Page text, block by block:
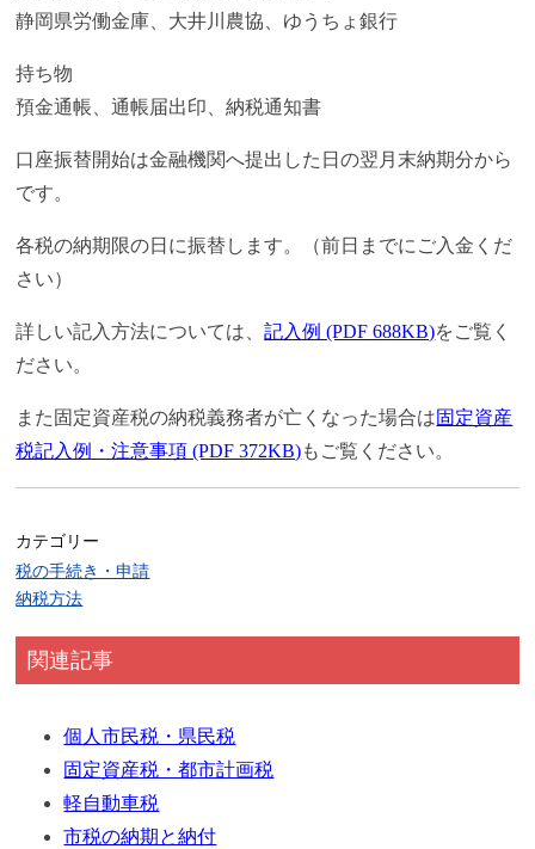
静岡県労働金庫、大井川農協、ゆうちょ銀行
持ち物
預金通帳、通帳届出印、納税通知書
口座振替開始は金融機関へ提出した日の翌月末納期分から
です。
各税の納期限の日に振替します。（前日までにご入金くだ
さい）
詳しい記入方法については、記入例 (PDF 688KB)をご覧く
ださい。
また固定資産税の納税義務者が亡くなった場合は固定資産
税記入例・注意事項 (PDF 372KB)もご覧ください。
カテゴリー
税の手続き・申請
納税方法
関連記事
個人市民税・県民税
固定資産税・都市計画税
軽自動車税
市税の納期と納付